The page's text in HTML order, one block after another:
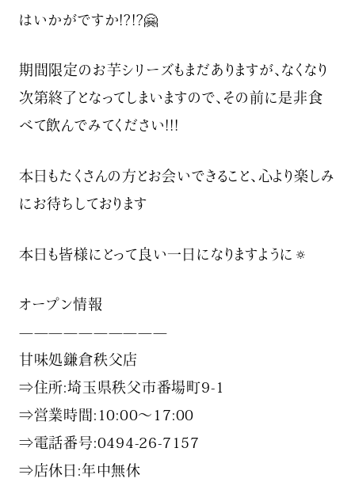
はいかがですか!?!?🤗
期間限定のお芋シリーズもまだありますが、なくなり
次第終了となってしまいますので、その前に是非食
べて飲んでみてください!!!
本日もたくさんの方とお会いできること、心より楽しみ
にお待ちしております️
本日も皆様にとって良い一日になりますように🔅
オープン情報
——————————
甘味処鎌倉秩父店
⇒住所:埼玉県秩父市番場町9-1
⇒営業時間:10:00～17:00
⇒電話番号:0494-26-7157
⇒店休日:年中無休